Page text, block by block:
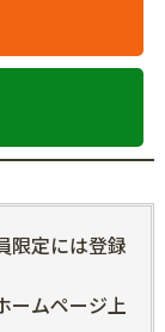
限定には登録
ームページ上